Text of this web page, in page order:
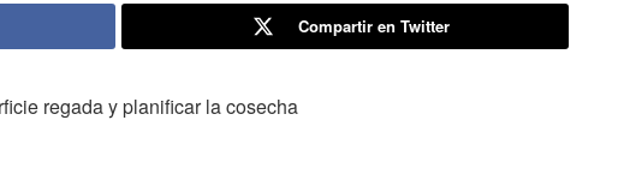
Compartir en Twitter
regada y planificar la cosecha